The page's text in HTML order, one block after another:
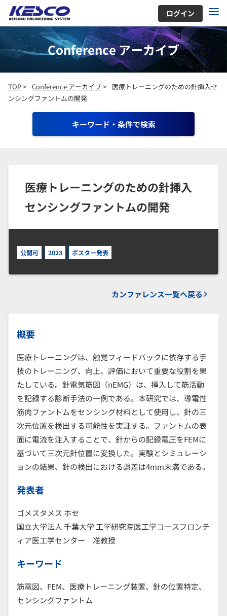
ログイン
Conference アーカイブ
TOP> Conference アーカイブ>
医療トレーニングのための針挿入セ
ンシングファントムの開発
キーワード・条件で検索
医療トレーニングのための針挿入
センシングファントムの開発
公開可 2023 ポスター発表
カンファレンス一覧へ戻る
概要
医療トレーニングは、触覚フィードバックに依存する手
技のトレーニング、向上、評価において重要な役割を果
たしている。針電気筋図（nEMG）は、挿入して筋活動
を記録する診断手法の一例である。本研究では、導電性
筋肉ファントムをセンシング材料として使用し、針の三
次元位置を検出する可能性を実証する。ファントムの表
面に電流を注入することで、針からの記録電圧をFEMに
基づいて三次元針位置に変換した。実験とシミュレーシ
ョンの結果、針の検出における誤差は4mm未満である。
発表者
ゴメスタメス ホセ
国立大学法人 千葉大学 工学研究院医工学コースフロンテ
ィア医工学センター 准教授
キーワード
筋電図、FEM、医療トレーニング装置、針の位置特定、
センシングファントム